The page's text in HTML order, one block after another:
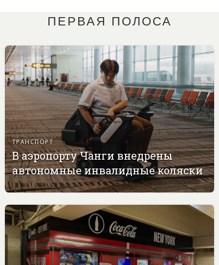
ПЕРВАЯ ПОЛОСА
ТРАНСПОРТ
В аэропорту Чанги внедрены
автономные инвалидные коляски